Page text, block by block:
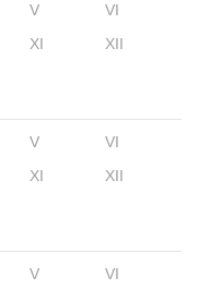
V
VI
XI XII
V
VI
XI XII
V
VI